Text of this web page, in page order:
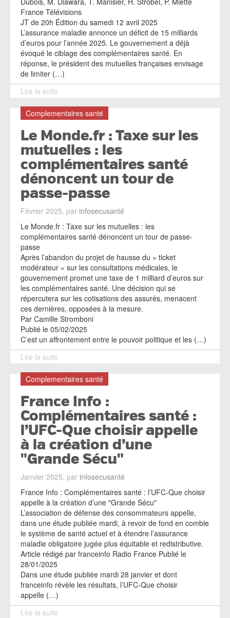
France Télévisions
JT de 20h Édition du samedi 12 avril 2025
L’assurance maladie annonce un déficit de 15 milliards
d’euros pour l’année 2025. Le gouvernement a déjà
évoqué le ciblage des complémentaires santé. En
réponse, le président des mutuelles françaises envisage
de limiter (…)
Lire la suite
Complementaires santé
Le Monde.fr : Taxe sur les
mutuelles : les
complémentaires santé
dénoncent un tour de
passe-passe
Février 2025, par infosecusanté
Le Monde.fr : Taxe sur les mutuelles : les
complémentaires santé dénoncent un tour de passe-
passe
Après l’abandon du projet de hausse du « ticket
modérateur » sur les consultations médicales, le
gouvernement promet une taxe de 1 milliard d’euros sur
les complémentaires santé. Une décision qui se
répercutera sur les cotisations des assurés, menacent
ces dernières, opposées à la mesure.
Par Camille Stromboni
Publié le 05/02/2025
C’est un affrontement entre le pouvoir politique et les (…)
Lire la suite
Complementaires santé
France Info :
Complémentaires santé :
l’UFC-Que choisir appelle
à la création d’une
"Grande Sécu"
Janvier 2025, par infosecusanté
France Info : Complémentaires santé : l’UFC-Que choisir
appelle à la création d’une "Grande Sécu"
L’association de défense des consommateurs appelle,
dans une étude publiée mardi, à revoir de fond en comble
le système de santé actuel et à étendre l’assurance
maladie obligatoire jugée plus équitable et redistributive.
Article rédigé par franceinfo Radio France Publié le
28/01/2025
Dans une étude publiée mardi 28 janvier et dont
franceinfo révèle les résultats, l’UFC-Que choisir
appelle (…)
Lire la suite